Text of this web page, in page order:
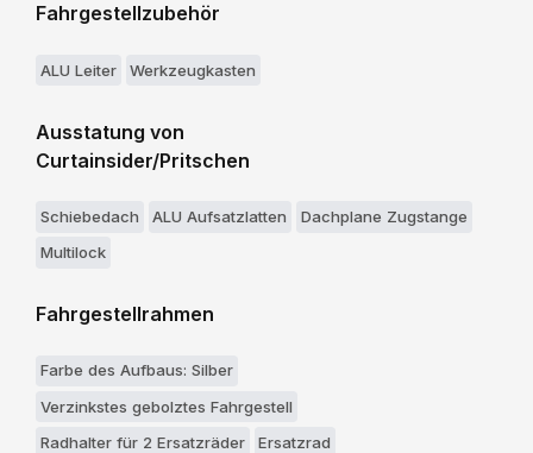
Fahrgestellzubehör
ALU Leiter Werkzeugkasten
Ausstatung von
Curtainsider/Pritschen
Schiebedach ALU Aufsatzlatten
Dachplane Zugstange
Multilock
Fahrgestellrahmen
Farbe des Aufbaus: Silber
Verzinkstes gebolztes Fahrgestell
Radhalter für 2 Ersatzräder
Ersatzrad